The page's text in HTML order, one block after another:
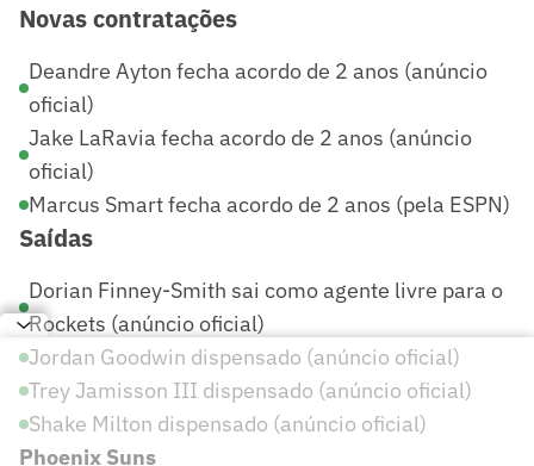
Novas contratações
Deandre Ayton fecha acordo de 2 anos (anúncio
oficial)
Jake LaRavia fecha acordo de 2 anos (anúncio
oficial)
Marcus Smart fecha acordo de 2 anos (pela ESPN)
Saídas
Dorian Finney-Smith sai como agente livre para o
Rockets (anúncio oficial)
Jordan Goodwin dispensado (anúncio oficial)
Trey Jamisson III dispensado (anúncio oficial)
Shake Milton dispensado (anúncio oficial)
Phoenix Suns